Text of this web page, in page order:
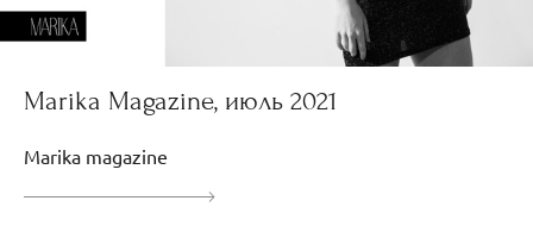
Marika Magazine, июль 2021
Marika magazine